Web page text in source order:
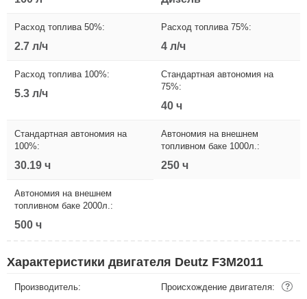
Расход топлива 50%:
2.7 л/ч
Расход топлива 75%:
4 л/ч
Расход топлива 100%:
5.3 л/ч
Стандартная автономия на
75%:
40 ч
Стандартная автономия на
100%:
30.19 ч
Автономия на внешнем
топливном баке 1000л.:
250 ч
Автономия на внешнем
топливном баке 2000л.:
500 ч
Характеристики двигателя Deutz F3M2011
Производитель: Происхождение двигателя: ?